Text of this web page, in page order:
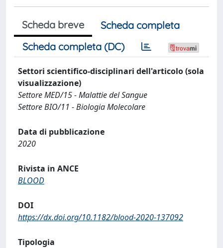
Scheda breve
Scheda completa
Scheda completa (DC)
Settori scientifico-disciplinari dell'articolo (sola
visualizzazione)
Settore MED/15 - Malattie del Sangue
Settore BIO/11 - Biologia Molecolare
Data di pubblicazione
2020
Rivista in ANCE
BLOOD
DOI
https://dx.doi.org/10.1182/blood-2020-137092
Tipologia